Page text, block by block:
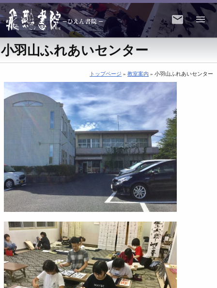
小羽山ふれあいセンター
トップページ » 教室案内 » 小羽山ふれあいセンター